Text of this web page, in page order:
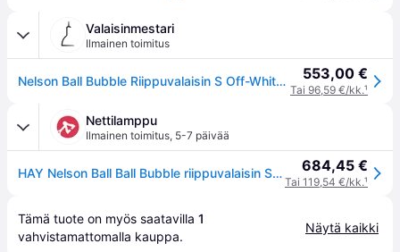
Valaisinmestari
Ilmainen toimitus
Nelson Ball Bubble Riippuvalaisin S Off-White - Herman Miller HAY - Olohuone - Design - Muovi - Yksilamppuinen 553,00 €
Tai 96,59 €/kk.¹
Nettilamppu
Ilmainen toimitus, 5-7 päivää
HAY Nelson Ball Ball Bubble riippuvalaisin S Ø 32,5 cm - valkoinen 684,45 €
Tai 119,54 €/kk.¹
Tämä tuote on myös saatavilla 1
vahvistamattomalla kauppa.
Näytä kaikki